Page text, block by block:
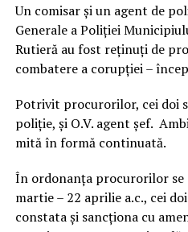
Un comisar și un agent de
Generale a Poliției
Rutieră au fost reținuți de
combatere a corupției –
Potrivit procurorilor, cei doi
poliție, și O.V. agent șef.
mită în formă continuată.
În ordonanța procurorilor se
martie – 22 aprilie a.c., cei
constata și sancționa cu